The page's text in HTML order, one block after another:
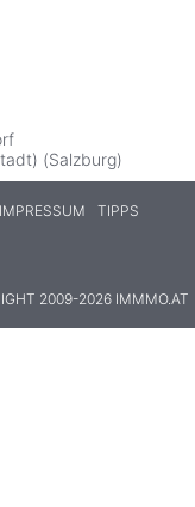
(Salzburg)
IMPRESSUM
TIPPS
2009-2026 IMMMO.AT